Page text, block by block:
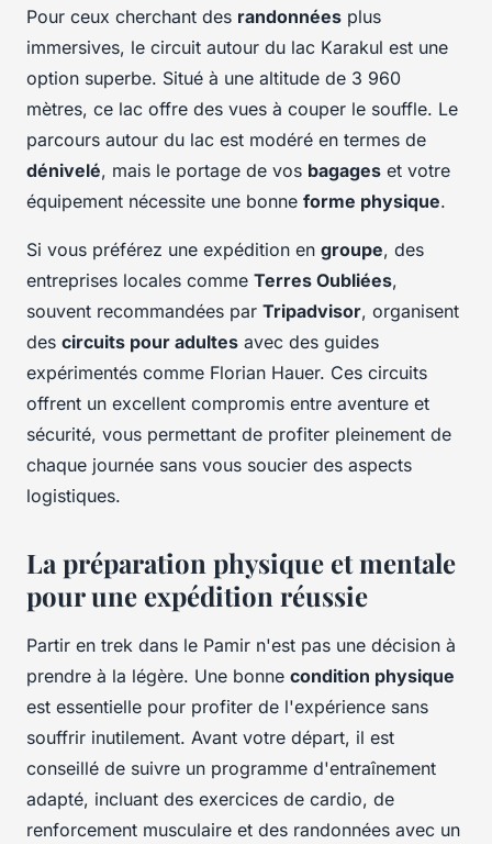
Pour ceux cherchant des randonnées plus
immersives, le circuit autour du lac Karakul est une
option superbe. Situé à une altitude de 3 960
mètres, ce lac offre des vues à couper le souffle. Le
parcours autour du lac est modéré en termes de
dénivelé, mais le portage de vos bagages et votre
équipement nécessite une bonne forme physique.
Si vous préférez une expédition en groupe, des
entreprises locales comme Terres Oubliées,
souvent recommandées par Tripadvisor, organisent
des circuits pour adultes avec des guides
expérimentés comme Florian Hauer. Ces circuits
offrent un excellent compromis entre aventure et
sécurité, vous permettant de profiter pleinement de
chaque journée sans vous soucier des aspects
logistiques.
La préparation physique et mentale
pour une expédition réussie
Partir en trek dans le Pamir n'est pas une décision à
prendre à la légère. Une bonne condition physique
est essentielle pour profiter de l'expérience sans
souffrir inutilement. Avant votre départ, il est
conseillé de suivre un programme d'entraînement
adapté, incluant des exercices de cardio, de
renforcement musculaire et des randonnées avec un